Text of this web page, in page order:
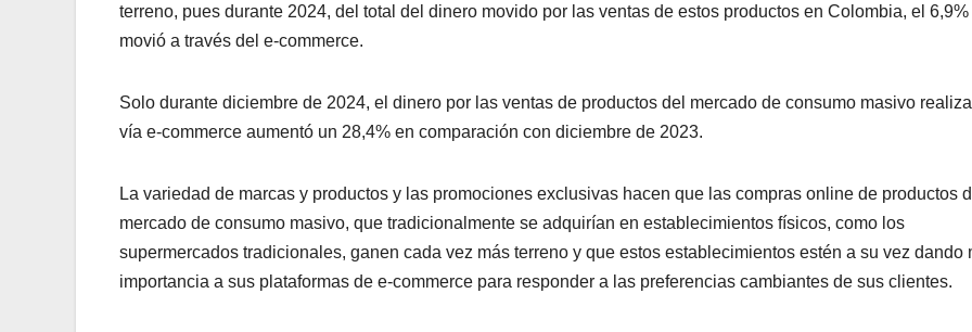
terreno, pues durante 2024, del total del dinero movido por las ventas de estos productos en Colombia, el 6,9%
movió a través del e-commerce.
Solo durante diciembre de 2024, el dinero por las ventas de productos del mercado de consumo masivo
vía e-commerce aumentó un 28,4% en comparación con diciembre de 2023.
La variedad de marcas y productos y las promociones exclusivas hacen que las compras online de productos
mercado de consumo masivo, que tradicionalmente se adquirían en establecimientos físicos, como los
supermercados tradicionales, ganen cada vez más terreno y que estos establecimientos estén a su vez dando
importancia a sus plataformas de e-commerce para responder a las preferencias cambiantes de sus clientes.